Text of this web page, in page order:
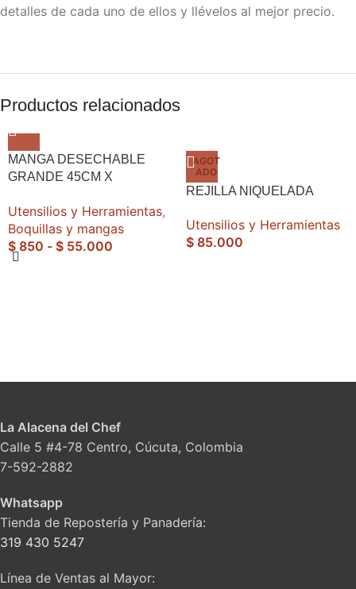
detalles de cada uno de ellos y llévelos al mejor precio.
Productos relacionados
MANGA DESECHABLE
GRANDE 45CM X
Utensilios y Herramientas,
Boquillas y mangas
$ 850 - $ 55.000
AGOT
ADO
REJILLA NIQUELADA
Utensilios y Herramientas
$ 85.000
La Alacena del Chef
Calle 5 #4-78 Centro, Cúcuta, Colombia
7-592-2882
Whatsapp
Tienda de Repostería y Panadería:
319 430 5247
Línea de Ventas al Mayor: